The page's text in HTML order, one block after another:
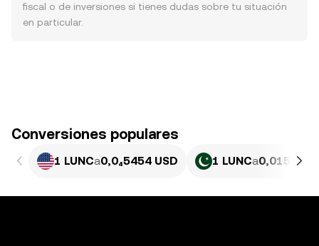
fiscal o de inversiones si tienes dudas sobre tu situación
en particular.
Conversiones populares
1 LUNCa0,0₄5454 USD 1 LUNCa0,015155